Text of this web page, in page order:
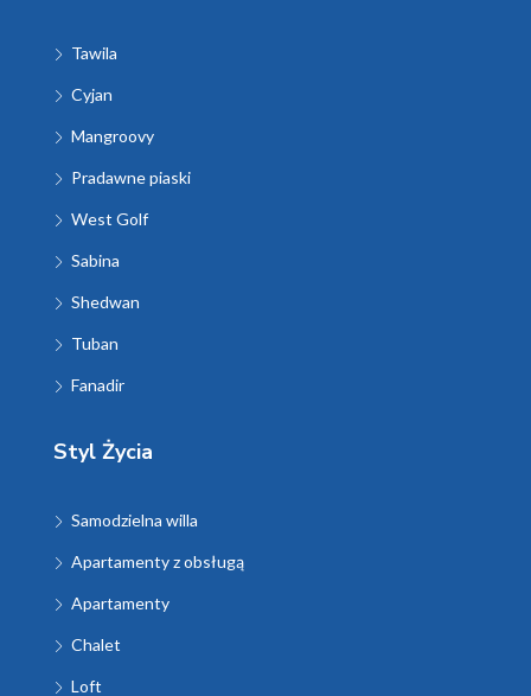
Tawila
Cyjan
Mangroovy
Pradawne piaski
West Golf
Sabina
Shedwan
Tuban
Fanadir
Styl Życia
Samodzielna willa
Apartamenty z obsługą
Apartamenty
Chalet
Loft